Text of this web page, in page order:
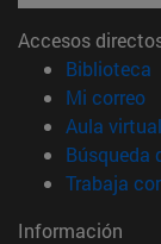
Accesos
Biblioteca
Mi correo
Aula
Búsqueda
Trabaja
Información